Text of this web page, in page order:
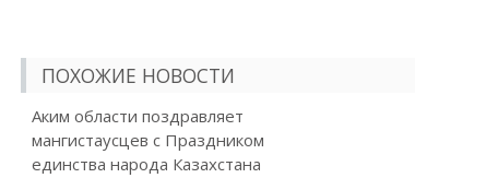
ПОХОЖИЕ НОВОСТИ
Аким области поздравляет
мангистаусцев с Праздником
единства народа Казахстана